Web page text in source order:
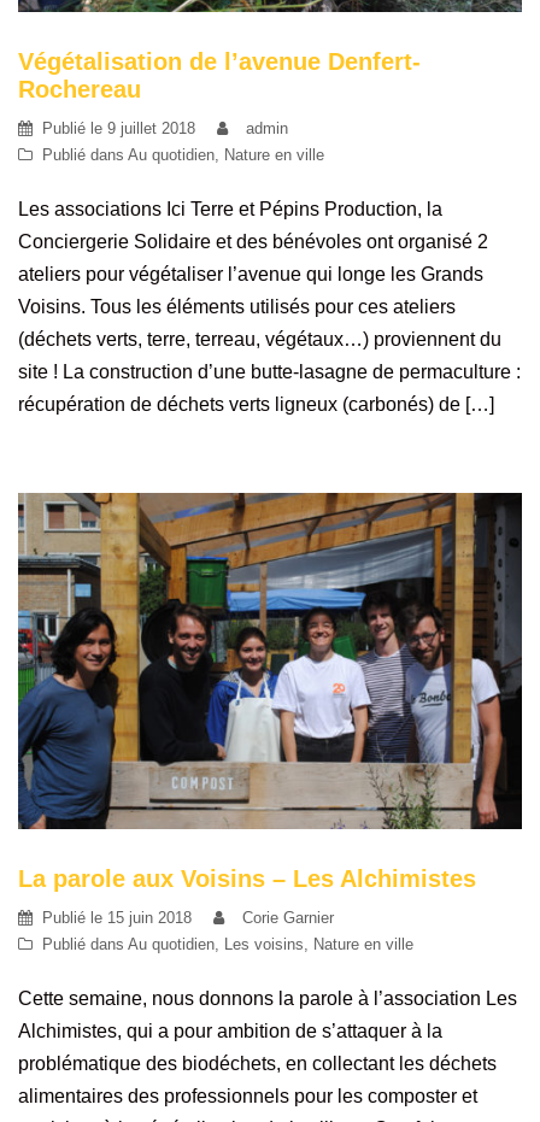
Végétalisation de l’avenue Denfert-
Rochereau
Publié le 9 juillet 2018
admin
Publié dans Au quotidien Nature en ville
Les associations Ici Terre et Pépins Production, la
Conciergerie Solidaire et des bénévoles ont organisé 2
ateliers pour végétaliser l’avenue qui longe les Grands
Voisins. Tous les éléments utilisés pour ces ateliers
(déchets verts, terre, terreau, végétaux…) proviennent du
site ! La construction d’une butte-lasagne de permaculture :
récupération de déchets verts ligneux (carbonés) de […]
La parole aux Voisins – Les Alchimistes
Publié le 15 juin 2018
Corie Garnier
Publié dans Au quotidien Les voisins Nature en ville
Cette semaine, nous donnons la parole à l’association Les
Alchimistes, qui a pour ambition de s’attaquer à la
problématique des biodéchets, en collectant les déchets
alimentaires des professionnels pour les composter et